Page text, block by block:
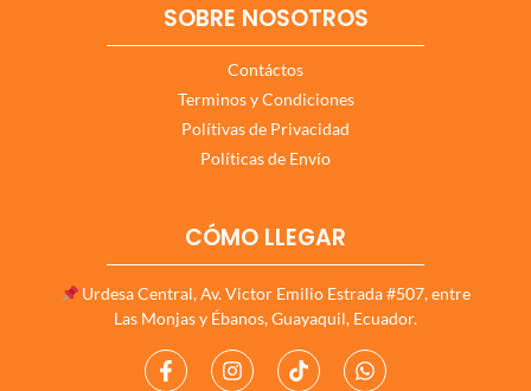
SOBRE NOSOTROS
Contáctos
Terminos y Condiciones
Polítivas de Privacidad
Políticas de Envío
CÓMO LLEGAR
Urdesa Central, Av. Victor Emilio Estrada #507, entre
Las Monjas y Ébanos, Guayaquil, Ecuador.